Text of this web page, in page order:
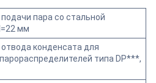
пара со стальной
мм
конденсата для
типа DP***,